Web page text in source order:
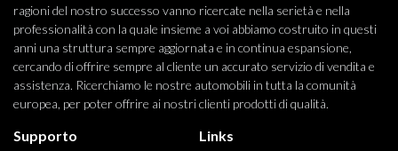
ragioni del nostro successo vanno ricercate nella serietà e nella
professionalità con la quale insieme a voi abbiamo costruito in questi
anni una struttura sempre aggiornata e in continua espansione,
cercando di offrire sempre al cliente un accurato servizio di vendita e
assistenza. Ricerchiamo le nostre automobili in tutta la comunità
europea, per poter offrire ai nostri clienti prodotti di qualità.
Supporto Links